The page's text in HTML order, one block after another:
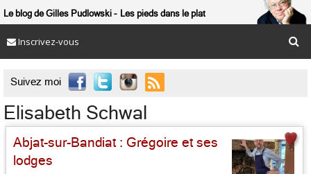
Le blog de Gilles Pudlowski Les pieds dans le plat
Inscrivez-vous
Suivez moi 
Elisabeth Schwal
Abjat-sur-Bandiat : Grégoire et ses
lodges